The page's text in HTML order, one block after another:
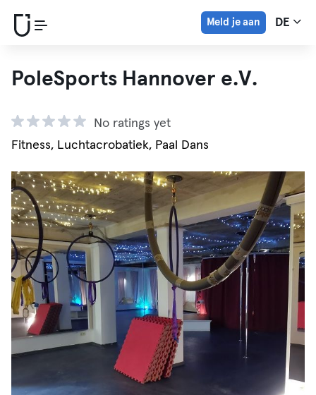
Meld je aan DE
PoleSports Hannover e.V.
No ratings yet
Fitness, Luchtacrobatiek, Paal Dans